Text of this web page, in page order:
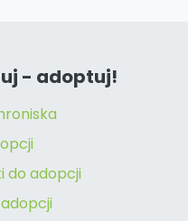
- adoptuj!
do adopcji